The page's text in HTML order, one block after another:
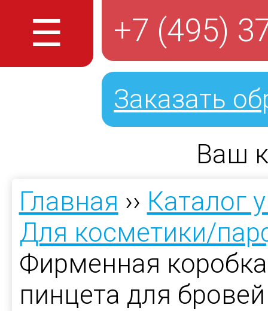
☰ +7 (495)
Заказать
Ваш
Главная ›› Каталог
Для косметики/
Фирменная
пинцета для бровей